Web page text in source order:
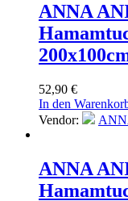
ANNA
52,90 €
In den
Vendor:
ANNA